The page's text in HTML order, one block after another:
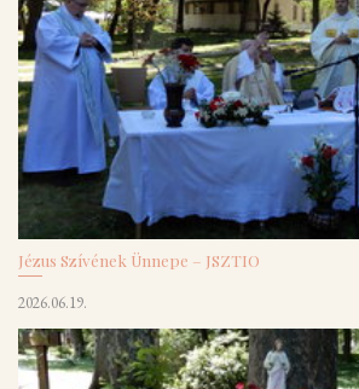
Jézus Szívének Ünnepe – JSZTIO
2026.06.19.